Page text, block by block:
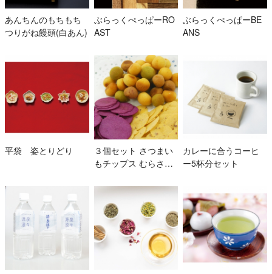
あんちんのもちもち
つりがね饅頭(白あん)
ぶらっくぺっぱーRO
AST
ぶらっくぺっぱーBE
ANS
平袋 姿とりどり
３個セット さつまい
もチップス むらさき
ろりん
カレーに合うコーヒ
ー5杯分セット